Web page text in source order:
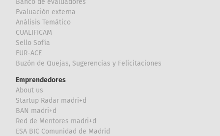
Evaluación externa
Análisis Temático
CUALIFICAM
Sello Sofía
EUR-ACE
Buzón de Quejas, Sugerencias y Felicitaciones
Emprendedores
About us
Startup Radar madri+d
BAN madri+d
Red de Mentores madri+d
ESA BIC Comunidad de Madrid